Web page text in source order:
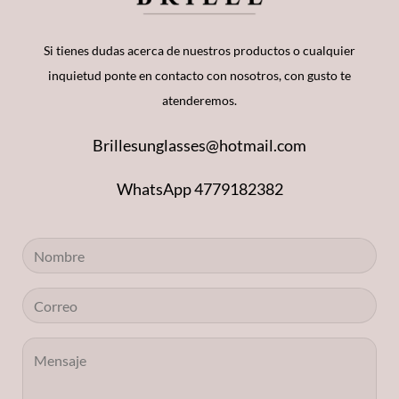
Si tienes dudas acerca de nuestros productos o cualquier
inquietud ponte en contacto con nosotros, con gusto te
atenderemos.
Brillesunglasses@hotmail.com
WhatsApp 4779182382